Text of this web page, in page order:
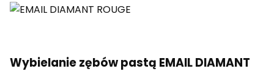
Wybielanie zębów pastą EMAIL DIAMANT